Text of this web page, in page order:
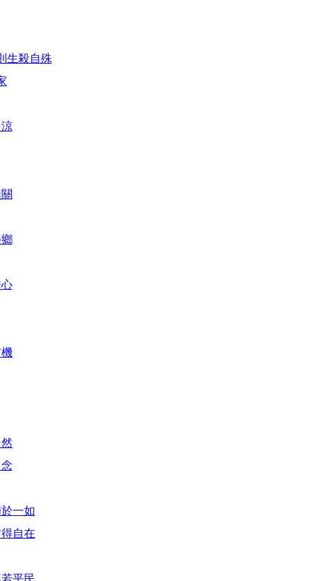
生殺自殊
一如
自在
平民